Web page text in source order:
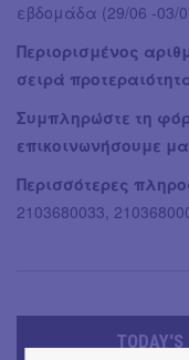
εβδομάδα (29/06 -03/
Περιορισμένος
σειρά
Συμπληρώστε τη
επικοινωνήσουμε
Περισσότερες
2103680033,
TODAY'S